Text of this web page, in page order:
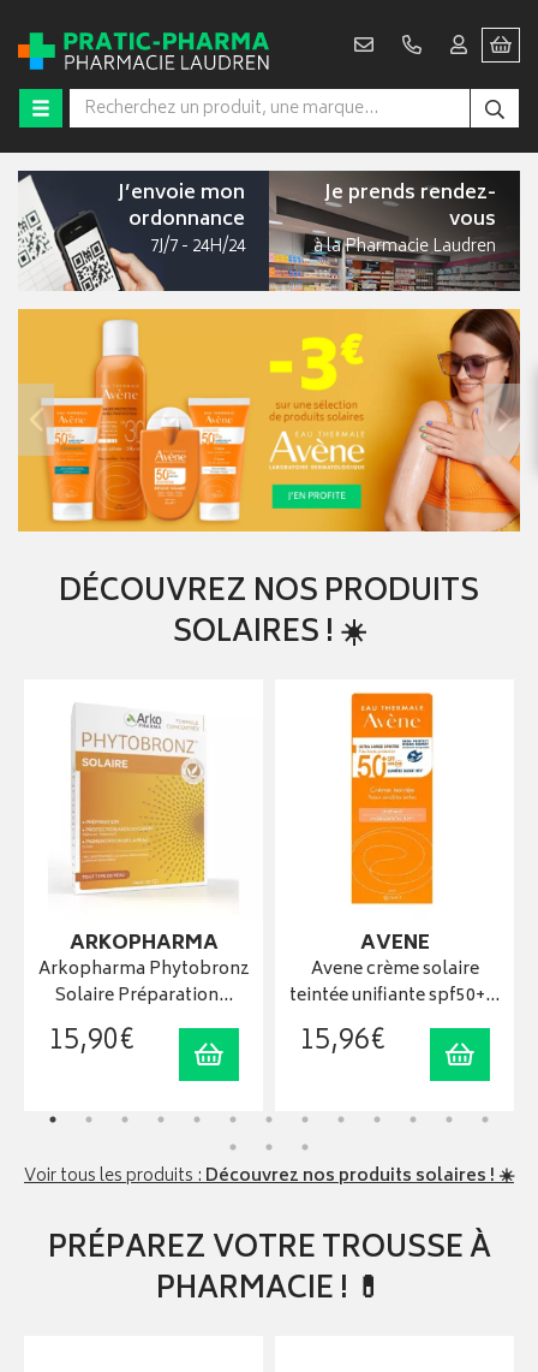
J’envoie mon
ordonnance
7J/7 - 24H/24
Je prends rendez-
vous
à la Pharmacie Laudren
DÉCOUVREZ NOS PRODUITS
SOLAIRES ! ☀️
au panier
ARKOPHARMA
Arkopharma Phytobronz
Solaire Préparation…
15,90€ Ajouter au panier
AVENE
Avene crème solaire
teintée unifiante spf50+…
15,96€ Ajouter
Voir tous les produits :Découvrez nos produits solaires ! ☀️
PRÉPAREZ VOTRE TROUSSE À
PHARMACIE ! 💊